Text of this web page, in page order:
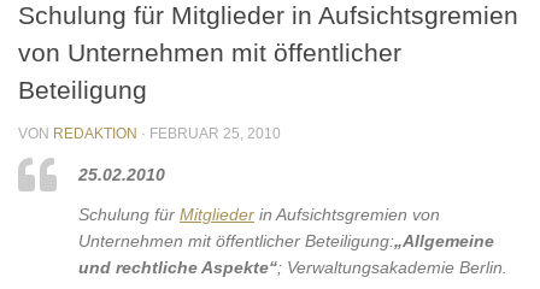
Schulung für Mitglieder in Aufsichtsgremien
von Unternehmen mit öffentlicher
Beteiligung
VON REDAKTION · FEBRUAR 25, 2010
25.02.2010
Schulung für Mitglieder in Aufsichtsgremien von
Unternehmen mit öffentlicher Beteiligung:„Allgemeine
und rechtliche Aspekte“; Verwaltungsakademie Berlin.